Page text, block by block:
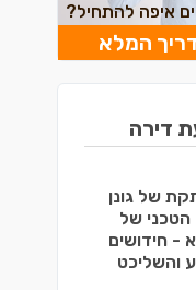
איפה להתחיל?
המלא
דירה
של גונן
של
- חידושים
והשליכט